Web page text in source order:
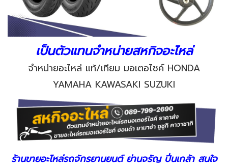
เป็นตัวแทนจำหน่ายสหกิจอะไหล่
จำหน่ายอะไหล่ แท้/เทียม มอเตอไซค์ HONDA
YAMAHA KAWASAKI SUZUKI
ร้านขายอะไหล่รถจักรยานยนต์ ย่านจรัญ ปิ่นเกล้า สนใจ